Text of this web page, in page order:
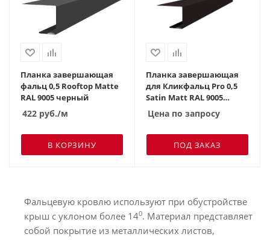
Планка завершающая
фальц 0,5 Rooftop Matte
RAL 9005 черный
422 руб./м
В КОРЗИНУ
Планка завершающая
для Кликфальц Pro 0,5
Satin Мatt RAL 9005
черный
Цена по запросу
ПОД ЗАКАЗ
Фальцевую кровлю используют при обустройстве
крыш с уклоном более 140. Материал представляет
собой покрытие из металлических листов,